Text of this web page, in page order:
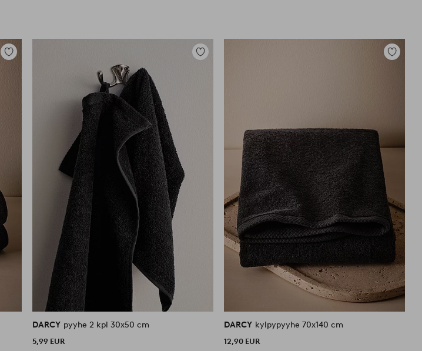
Lisää
Lisää
DARCY pyyhe 2 kpl 30x50 cm
5,99 EUR
Lisää
DARCY kylpypyyhe 70x140 cm
12,90 EUR